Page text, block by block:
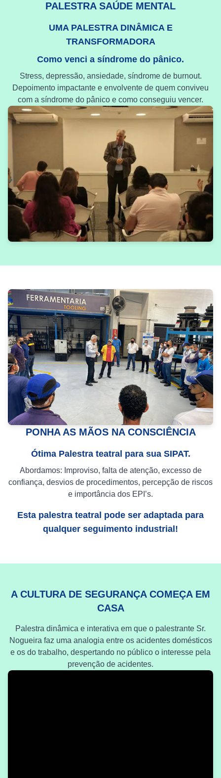
PALESTRA SAÚDE MENTAL
UMA PALESTRA DINÂMICA E
TRANSFORMADORA
Como venci a síndrome do pânico.
Stress, depressão, ansiedade, síndrome de burnout.
Depoimento impactante e envolvente de quem conviveu
com a síndrome do pânico e como conseguiu vencer.
PONHA AS MÃOS NA CONSCIÊNCIA
Ótima Palestra teatral para sua SIPAT.
Abordamos: Improviso, falta de atenção, excesso de
confiança, desvios de procedimentos, percepção de riscos
e importância dos EPI’s.
Esta palestra teatral pode ser adaptada para
qualquer seguimento industrial!
A CULTURA DE SEGURANÇA COMEÇA EM
CASA
Palestra dinâmica e interativa em que o palestrante Sr.
Nogueira faz uma analogia entre os acidentes domésticos
e os do trabalho, despertando no público o interesse pela
prevenção de acidentes.